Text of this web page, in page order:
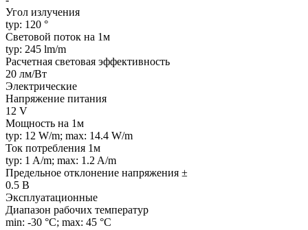
Угол излучения
typ: 120 °
Световой поток на 1м
typ: 245 lm/m
Расчетная световая эффективность
20 лм/Вт
Электрические
Напряжение питания
12 V
Мощность на 1м
typ: 12 W/m; max: 14.4 W/m
Ток потребления 1м
typ: 1 A/m; max: 1.2 A/m
Предельное отклонение напряжения ±
0.5 В
Эксплуатационные
Диапазон рабочих температур
min: -30 °C; max: 45 °C